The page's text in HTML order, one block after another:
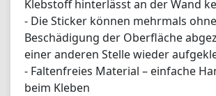
Klebstoff hinterlässt an der Wand
- Die Sticker können mehrmals ohne
Beschädigung der Oberfläche
einer anderen Stelle wieder
- Faltenfreies Material – einfache
beim Kleben